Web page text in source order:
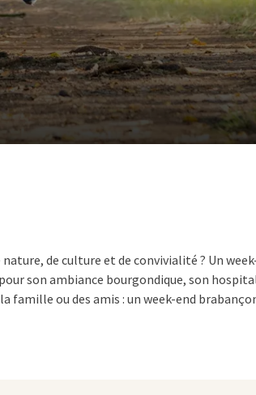
de culture et de convivialité ? Un
son ambiance bourgondique, son
famille ou des amis : un week-end